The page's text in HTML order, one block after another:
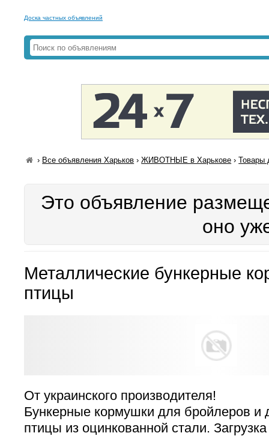
Доска частных объявлений
› Все объявления Харьков ›ЖИВОТНЫЕ в Харькове ›Товары
Это объявление
оно
Металлические бункерные
птицы
От украинского производителя!
Бункерные кормушки для бройлеров и
птицы из оцинкованной стали.